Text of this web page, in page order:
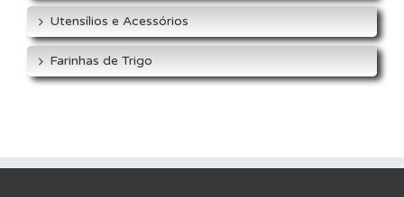
Utensílios e Acessórios
Farinhas de Trigo